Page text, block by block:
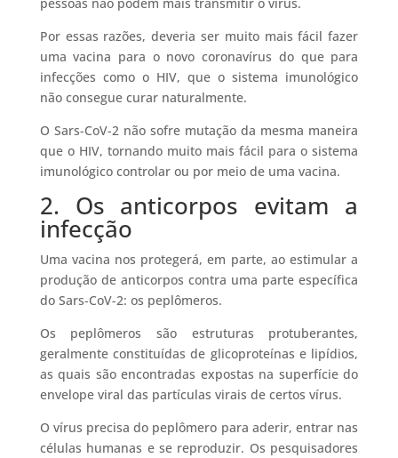
Por essas razões, deveria ser muito mais fácil fazer
uma vacina para o novo coronavírus do que para
infecções como o HIV, que o sistema imunológico
não consegue curar naturalmente.
O Sars-CoV-2 não sofre mutação da mesma maneira
que o HIV, tornando muito mais fácil para o sistema
imunológico controlar ou por meio de uma vacina.
2. Os anticorpos evitam a
infecção
Uma vacina nos protegerá, em parte, ao estimular a
produção de anticorpos contra uma parte específica
do Sars-CoV-2: os peplômeros.
Os peplômeros são estruturas protuberantes,
geralmente constituídas de glicoproteínas e lipídios,
as quais são encontradas expostas na superfície do
envelope viral das partículas virais de certos vírus.
O vírus precisa do peplômero para aderir, entrar nas
células humanas e se reproduzir. Os pesquisadores